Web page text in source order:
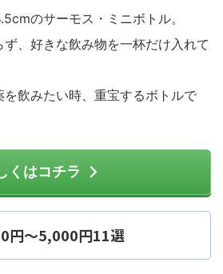
のサーモス・ミニボトル。
、好きな飲み物を一杯だけ入れて
飲みたい時、重宝するボトルで
くはコチラ
円～5,000円11選